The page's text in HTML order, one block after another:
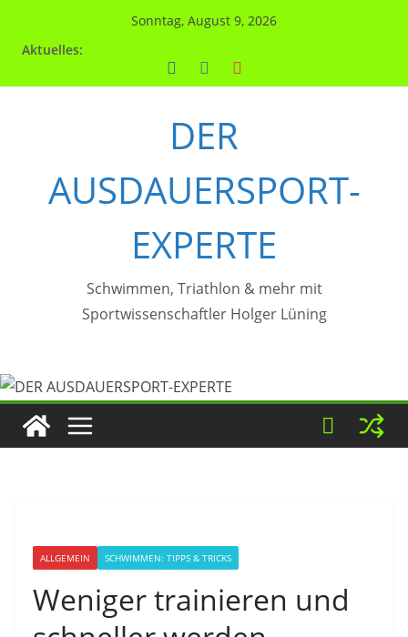
Sonntag, August 9, 2026
Aktuelles:
DER
AUSDAUERSPORT-
EXPERTE
Schwimmen, Triathlon & mehr mit
Sportwissenschaftler Holger Lüning
ALLGEMEIN SCHWIMMEN: TIPPS & TRICKS
Weniger trainieren und